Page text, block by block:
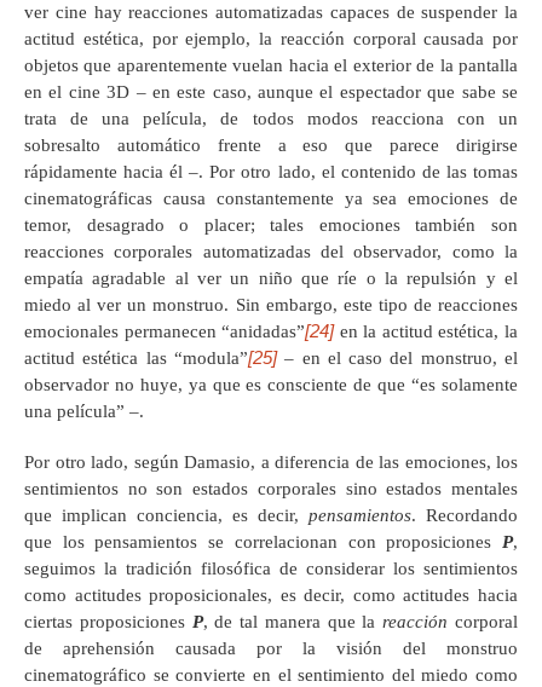
ver cine hay reacciones automatizadas capaces de suspender la
actitud estética, por ejemplo, la reacción corporal causada por
objetos que aparentemente vuelan hacia el exterior de la pantalla
en el cine 3D – en este caso, aunque el espectador que sabe se
trata de una película, de todos modos reacciona con un
sobresalto automático frente a eso que parece dirigirse
rápidamente hacia él –. Por otro lado, el contenido de las tomas
cinematográficas causa constantemente ya sea emociones de
temor, desagrado o placer; tales emociones también son
reacciones corporales automatizadas del observador, como la
empatía agradable al ver un niño que ríe o la repulsión y el
miedo al ver un monstruo. Sin embargo, este tipo de reacciones
emocionales permanecen “anidadas”[24]en la actitud estética, la
actitud estética las “modula”[25]– en el caso del monstruo, el
observador no huye, ya que es consciente de que “es solamente
una película” –.
Por otro lado, según Damasio, a diferencia de las emociones, los
sentimientos no son estados corporales sino estados mentales
que implican conciencia, es decir, pensamientos. Recordando
que los pensamientos se correlacionan con proposiciones P,
seguimos la tradición filosófica de considerar los sentimientos
como actitudes proposicionales, es decir, como actitudes hacia
ciertas proposiciones P, de tal manera que lareacción corporal
de aprehensión causada por la visión del monstruo
cinematográfico se convierte en el sentimiento del miedo como